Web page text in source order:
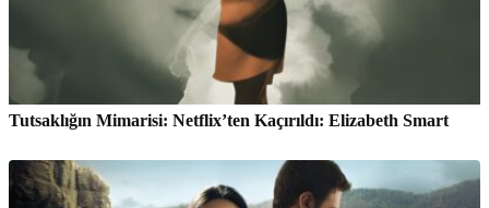
Tutsaklığın Mimarisi: Netflix’ten Kaçırıldı: Elizabeth Smart